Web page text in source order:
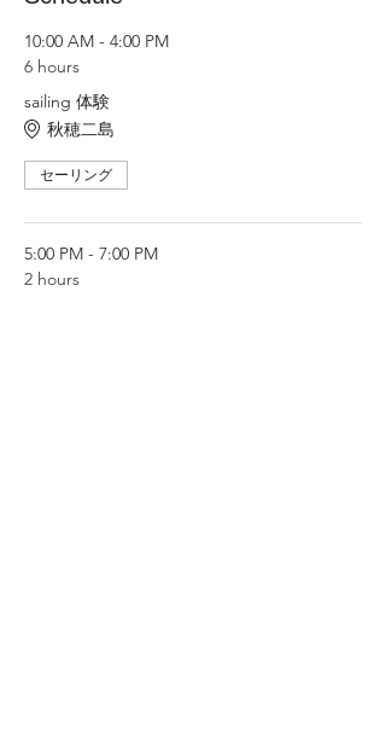
10:00 AM - 4:00 PM
6 hours
sailing 体験
秋穂二島
セーリング
5:00 PM - 7:00 PM
2 hours